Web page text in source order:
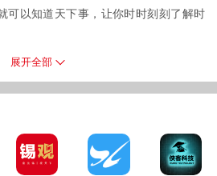
可以知道天下事，让你时时刻刻了解时
不出门就可以知道;
高品质新闻资讯，在你想要看资讯的时
每天为您带来新鲜城事，让你时时刻刻
展开全部